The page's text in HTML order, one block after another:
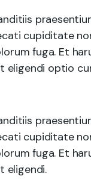
cupiditate
fuga. Et
optio
cupiditate
fuga. Et
eligendi.